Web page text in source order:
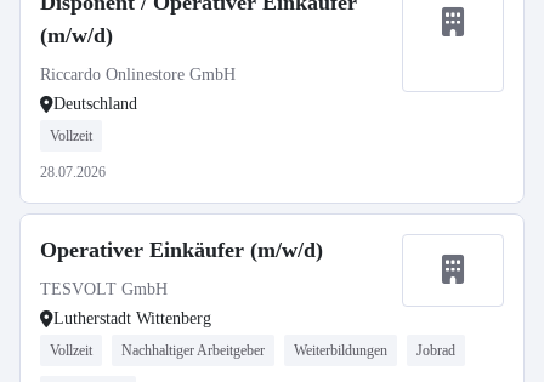
(m/w/d)
Riccardo Onlinestore GmbH
Deutschland
Vollzeit
28.07.2026
Operativer Einkäufer (m/w/d)
TESVOLT GmbH
Lutherstadt Wittenberg
Vollzeit Nachhaltiger Arbeitgeber Weiterbildungen Jobrad